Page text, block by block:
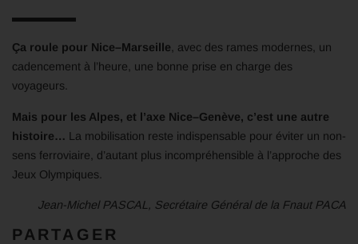
Ça roule pour Nice–Marseille, avec des rames modernes, un
cadencement à l’heure, une bonne prise en charge des
voyageurs.
Mais pour les Alpes, et l’axe Nice–Genève, c’est une autre
histoire… La mobilisation reste indispensable pour éviter un non-
sens ferroviaire, d’autant plus incompréhensible à l’approche des
Jeux Olympiques.
Jean-Michel PASCAL, Secrétaire Général de la Fnaut PACA
PARTAGER